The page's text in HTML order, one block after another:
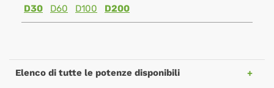
D30
D60 D100 D200
Elenco di tutte le potenze disponibili